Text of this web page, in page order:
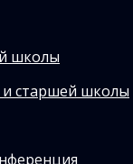
школы
и старшей школы